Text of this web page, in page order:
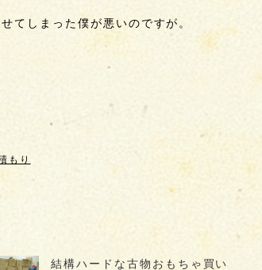
てしまった僕が悪いのですが。
もり
結構ハードな古物おもちゃ買い